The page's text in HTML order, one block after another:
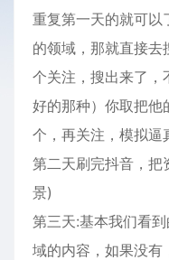
重复第一天的就可以
的领域，那就直接
个关注，搜出来了，
好的那种）你取把他
个，再关注，模拟逼
第二天刷完抖音，把
景)
第三天:基本我们看
域的内容，如果没有